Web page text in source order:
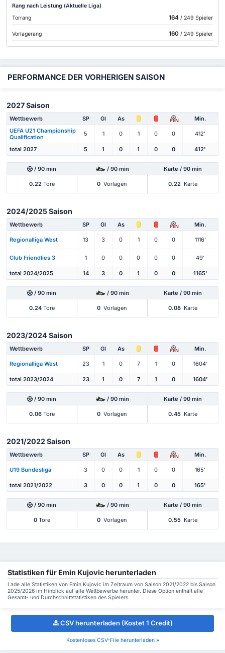
Rang nach Leistung (Aktuelle Liga)
Torrang
164/ 249 Spieler
Vorlagerang 160 / 249 Spieler
PERFORMANCE DER VORHERIGEN SAISON
2027 Saison
Wettbewerb SP Gl As PEN
Min.
UEFA U21 Championship
Qualification
5 1 0 1 0 0 412'
total 2027 5 1 0 1 0 0 412'
/ 90 min / 90 min Karte / 90 min
0.22Tore 0 Vorlagen 0.22 Karte
2024/2025 Saison
Wettbewerb SP Gl As PEN Min.
Regionalliga West 13 3 0 1 0 0 1116'
Club Friendlies 3 1 0 0 0 0 0 49'
total 2024/2025 14 3 0 1 0 0 1165'
/ 90 min / 90 min Karte / 90 min
0.24Tore 0 Vorlagen 0.08 Karte
2023/2024 Saison
Wettbewerb SP Gl As PEN Min.
Regionalliga West 23 1 0 7 1 0 1604'
total 2023/2024 23 1 0 7 1 0 1604'
/ 90 min / 90 min Karte / 90 min
0.06Tore 0 Vorlagen 0.45 Karte
2021/2022 Saison
Wettbewerb SP Gl As PEN Min.
U19 Bundesliga 3 0 0 1 0 0 165'
total 2021/2022 3 0 0 1 0 0 165'
/ 90 min / 90 min Karte / 90 min
0Tore 0 Vorlagen 0.55 Karte
Statistiken für Emin Kujovic herunterladen
Lade alle Statistiken von Emin Kujovic im Zeitraum von Saison 2021/2022 bis Saison
2025/2026 im Hinblick auf alle Wettbewerbe herunter. Diese Option enthält alle
Gesamt- und Durchschnittstatistiken des Spielers.
CSV herunterladen (Kostet 1 Credit)
Kostenloses CSV-File herunterladen »